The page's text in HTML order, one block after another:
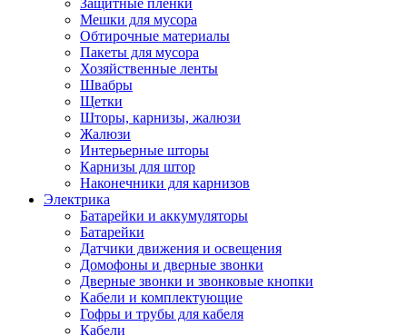
Мешки для мусора
Обтирочные материалы
Пакеты для мусора
Хозяйственные ленты
Швабры
Щетки
Шторы, карнизы, жалюзи
Жалюзи
Интерьерные шторы
Карнизы для штор
Наконечники для карнизов
Электрика
Батарейки и аккумуляторы
Батарейки
Датчики движения и освещения
Домофоны и дверные звонки
Дверные звонки и звонковые кнопки
Кабели и комплектующие
Гофры и трубы для кабеля
Кабели